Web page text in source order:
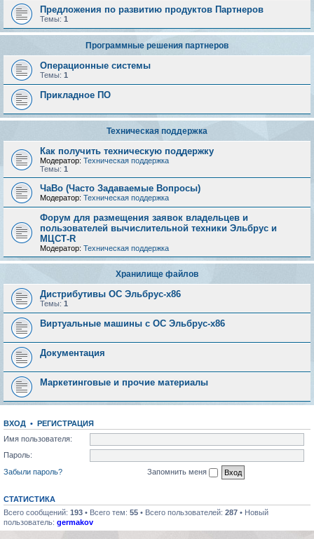
Предложения по развитию продуктов Партнеров
Темы: 1
Программные решения партнеров
Операционные системы
Темы: 1
Прикладное ПО
Техническая поддержка
Как получить техническую поддержку
Модератор: Техническая поддержка
Темы: 1
ЧаВо (Часто Задаваемые Вопросы)
Модератор: Техническая поддержка
Форум для размещения заявок владельцев и
пользователей вычислительной техники Эльбрус и
МЦСТ-R
Модератор: Техническая поддержка
Хранилище файлов
Дистрибутивы ОС Эльбрус-x86
Темы: 1
Виртуальные машины с ОС Эльбрус-x86
Документация
Маркетинговые и прочие материалы
ВХОД • РЕГИСТРАЦИЯ
Имя пользователя:
Пароль:
Забыли пароль?
Запомнить меня
СТАТИСТИКА
Всего сообщений: 193 • Всего тем: 55 • Всего пользователей: 287 • Новый
пользователь: germakov